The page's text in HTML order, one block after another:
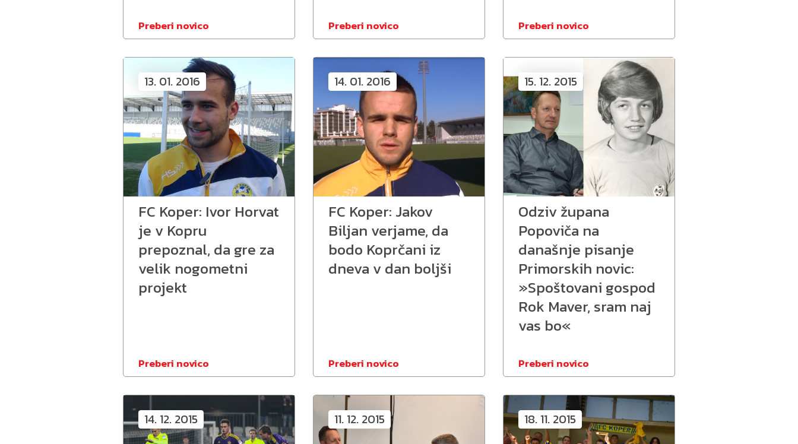
Preberi novico Preberi novico Preberi novico
13. 01. 2016
FC Koper: Ivor Horvat
je v Kopru
prepoznal, da gre za
velik nogometni
projekt
Preberi novico
14. 01. 2016
FC Koper: Jakov
Biljan verjame, da
bodo Koprčani iz
dneva v dan boljši
Preberi novico
15. 12. 2015
Odziv župana
Popoviča na
današnje pisanje
Primorskih novic:
»Spoštovani gospod
Rok Maver, sram naj
vas bo«
Preberi novico
14. 12. 2015 11. 12. 2015 18. 11. 2015